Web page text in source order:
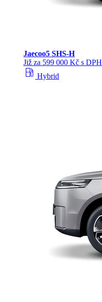
Jaecoo5 SHS-H
Již za 599 000 Kč s DPH
local_gas_station Hybrid